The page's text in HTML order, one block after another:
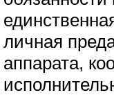
личная
аппарата,